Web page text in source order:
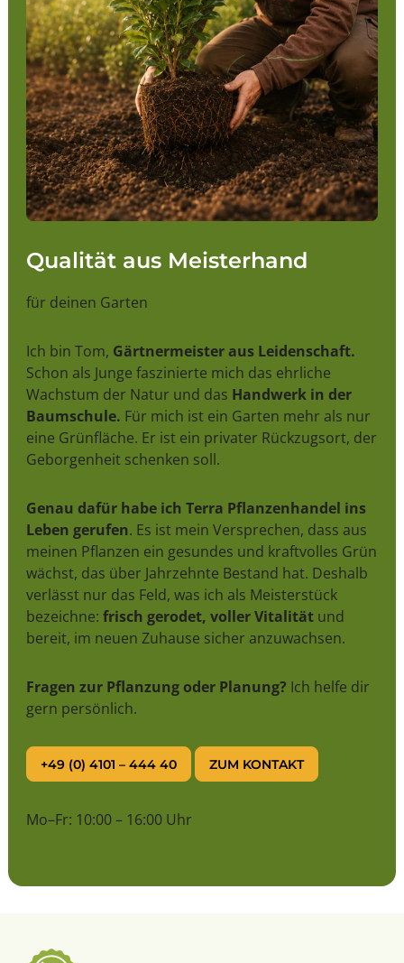
Qualität aus Meisterhand
für deinen Garten
Ich bin Tom, Gärtnermeister aus Leidenschaft.
Schon als Junge faszinierte mich das ehrliche
Wachstum der Natur und das Handwerk in der
Baumschule. Für mich ist ein Garten mehr als nur
eine Grünfläche. Er ist ein privater Rückzugsort, der
Geborgenheit schenken soll.
Genau dafür habe ich Terra Pflanzenhandel ins
Leben gerufen. Es ist mein Versprechen, dass aus
meinen Pflanzen ein gesundes und kraftvolles Grün
wächst, das über Jahrzehnte Bestand hat. Deshalb
verlässt nur das Feld, was ich als Meisterstück
bezeichne: frisch gerodet, voller Vitalitätund
bereit, im neuen Zuhause sicher anzuwachsen.
Fragen zur Pflanzung oder Planung? Ich helfe dir
gern persönlich.
+49 (0) 4101 – 444 40 ZUM KONTAKT
Mo–Fr: 10:00 – 16:00 Uhr